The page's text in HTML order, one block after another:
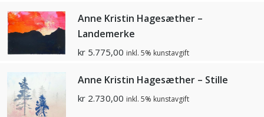
Anne Kristin Hagesæther –
Landemerke
kr 5.775,00 inkl. 5% kunstavgift
Anne Kristin Hagesæther – Stille
kr 2.730,00 inkl. 5% kunstavgift